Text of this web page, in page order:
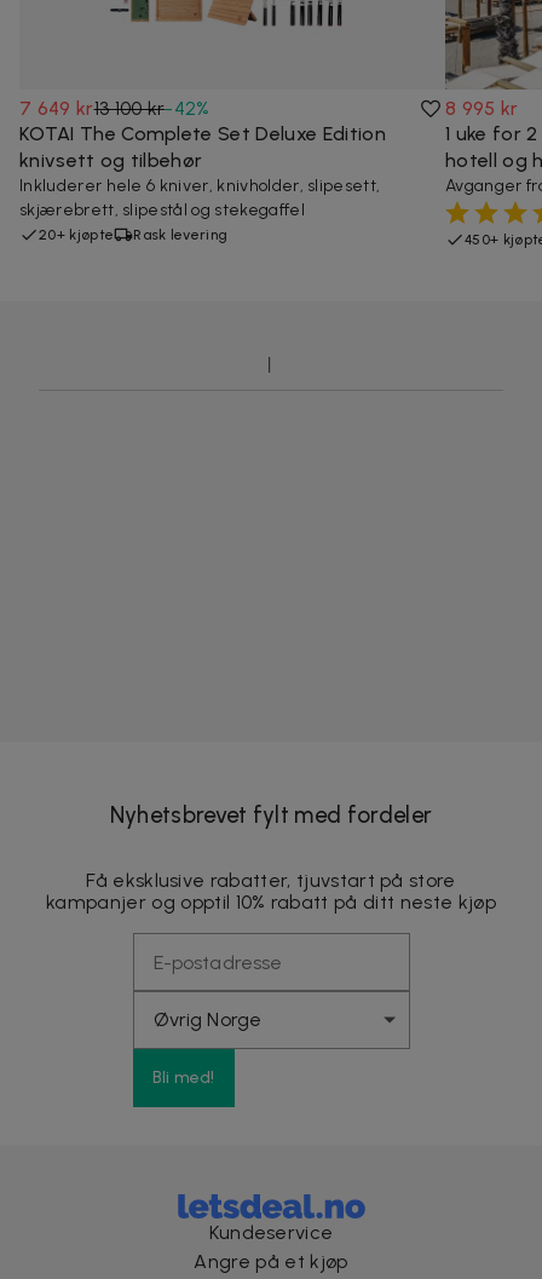
7 649 kr13 100 kr-42%
KOTAI The Complete Set Deluxe Edition
knivsett og tilbehør
Inkluderer hele 6 kniver, knivholder, slipesett,
skjærebrett, slipestål og stekegaffel
20+ kjøpte Rask levering
8 995 kr
1 uke for
hotell og
Avganger
450+
Nyhetsbrevet fylt med fordeler
Få eksklusive rabatter, tjuvstart på store
kampanjer og opptil 10% rabatt på ditt neste kjøp
Bli med!
Kundeservice
Angre på et kjøp